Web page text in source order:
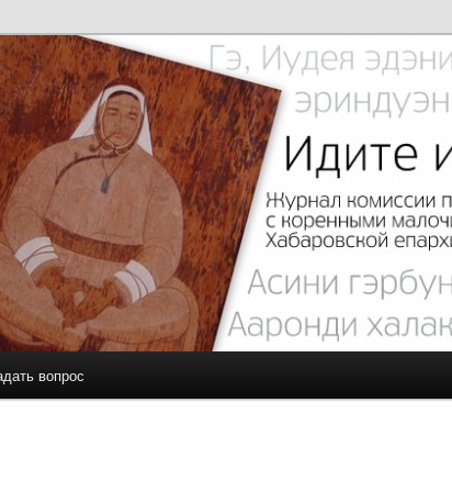
малочисленными коренными народами Севера Хабаровской
вопрос